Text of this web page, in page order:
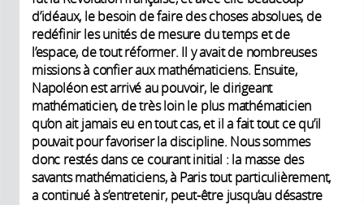
d’idéaux, le besoin de faire des choses absolues, de
redéfinir les unités de mesure du temps et de
l’espace, de tout réformer. Il y avait de nombreuses
missions à confier aux mathématiciens. Ensuite,
Napoléon est arrivé au pouvoir, le dirigeant
mathématicien, de très loin le plus mathématicien
qu’on ait jamais eu en tout cas, et il a fait tout ce qu’il
pouvait pour favoriser la discipline. Nous sommes
donc restés dans ce courant initial : la masse des
savants mathématiciens, à Paris tout particulièrement,
a continué à s’entretenir, peut-être jusqu’au désastre